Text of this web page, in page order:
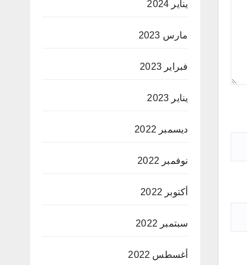
يناير 2024
مارس 2023
فبراير 2023
يناير 2023
ديسمبر 2022
نوفمبر 2022
أكتوبر 2022
سبتمبر 2022
أغسطس 2022